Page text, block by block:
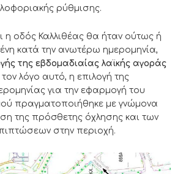
ρύθμισης.
η οδός Καλλιθέας θα ήταν ούτως ή
κατά την ανωτέρω ημερομηνία,
της εβδομαδιαίας λαϊκής αγοράς
τον λόγο αυτό, η επιλογή της
για την εφαρμογή του
πραγματοποιήθηκε με γνώμονα
της πρόσθετης όχλησης και των
στην περιοχή.